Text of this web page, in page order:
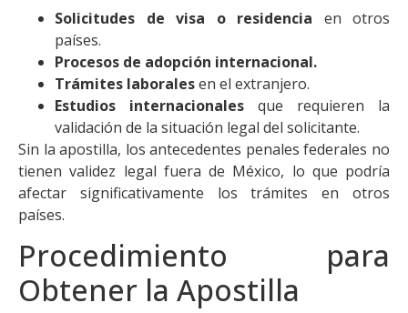
Solicitudes de visa o residencia en otros
países.
Procesos de adopción internacional.
Trámites laboralesen el extranjero.
Estudios internacionales que requieren la
validación de la situación legal del solicitante.
Sin la apostilla, los antecedentes penales federales no
tienen validez legal fuera de México, lo que podría
afectar significativamente los trámites en otros
países.
Procedimiento para
Obtener la Apostilla